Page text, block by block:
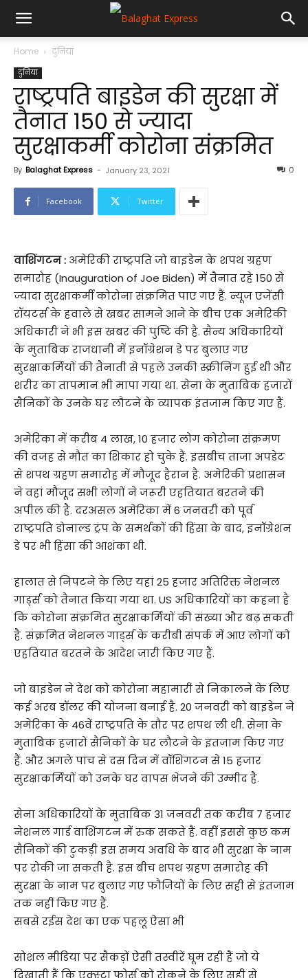
Home दुनिया
दुनिया
राष्ट्रपति बाइडेन की सुरक्षा में
तैनात 150 से ज्यादा
सुरक्षाकर्मी कोरोना संक्रमित
By Balaghat Express - January 23, 2021 0
Facebook Twitter
वाशिंगटन : अमेरिकी राष्ट्रपति जो बाइडेन के शपथ ग्रहण
समारोह (Inauguration of Joe Biden) में तैनात रहे 150 से
ज्यादा सुरक्षाकर्मी कोरोना संक्रमित पाए गए हैं. न्यूज एजेंसी
रॉयटर्स के हवाले से खबर सामने आने के बीच एक अमेरिकी
अधिकारी ने भी इस खबर की पुष्टि की है. सैन्य अधिकारियों
के मुताबिक राजधानी में इनॉग्रेशन डे पर बुलाए गए
सुरक्षाकर्मियों की तैनाती से पहले उनकी स्क्रीनिंग हुई थी और
शरीर का तापमान भी मापा गया था. सेना के मुताबिक हजारों
सैनिकों के उनके घर लौटने के व्यापक इंतजाम किए गए हैं.
अमेरिका में करीब 4 लाख, 10 हजार लोग कोरोना संक्रमण
की वजह से मौत का शिकार हो चुके हैं. इसबीच ताजा अपडेट
से शपथ ग्रहण समारोह में मौजूद हैरान है. अमेरिकी प्रशासन
ने वहां मौजूद सभी लोगों ने जरूरी एहतियात बरतने की
अपील की है. दरअसल अमेरिका में 6 जनवरी को पूर्व
राष्ट्रपति डोनाल्ड ट्रंप के समर्थकों की हिंसा के बाद, इनॉग्रेशन
डे पर भी हिंसा की आशंका थी.
हालात से निपटने के लिए यहां 25 हजार अतिरिक्त नेशनल
गार्ड्स को तैनात किया गया था. US अधिकारियों का कहना है
कि कोरोना संक्रमित सुरक्षाकर्मियों की संख्या और बढ़ सकती
है. संक्रमित नेशनल गार्ड्स के करीबी संपर्क में आए लोगों को
एहतियात बरतने के आदेश जारी किए गए हैं.
जो बाइडेन ने देश को कोरोना महामारी से निकालने के लिए
कई अरब डॉलर की योजना बनाई है. 20 जनवरी को बाइडेन ने
अमेरिका के 46वें राष्ट्रपति के तौर पर शपथ ली थी. सेना के
मुताबिक हजारों सैनिकों के घर लौटने के इंतजाम किए गए
हैं. और अगले पांच से दस दिन में वॉशिंगटन से 15 हजार
सुरक्षाकर्मियों को उनके घर वापस भेजने की उम्मीद है.
सेना अधिकारियों के मुताबिक 31 जनवरी तक करीब 7 हजार
नेशनल गार्ड वाशिंगटन में रुक सकते हैं. वहीं इससे कुछ कम
सैनिकों की टुकड़ी इस समय अवधि के बाद भी सुरक्षा के नाम
पर रोकी जा सकती है. इस बीच शपथ ग्रहण समारोह की
सुरक्षा के नाम पर बुलाए गए फौजियों के लिए सही से इंतजाम
तक नहीं किए गए हैं.
सबसे रईस देश का एक पहलू ऐसा भी
सोशल मीडिया पर सैकड़ों ऐसी तस्वीरें घूम रही हैं जो ये
दिखाती हैं कि एक्स्ट्रा फोर्स को रोकने के लिए सही से